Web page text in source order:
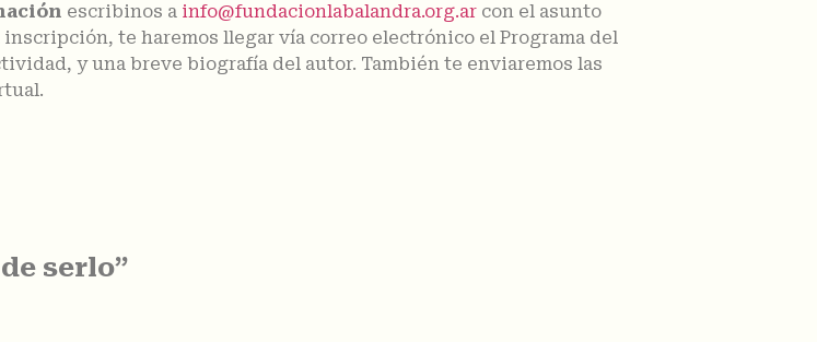
escribinos a info@fundacionlabalandra.org.ar con el asunto
inscripción, te haremos llegar vía correo electrónico el Programa del
y una breve biografía del autor. También te enviaremos las
serlo”